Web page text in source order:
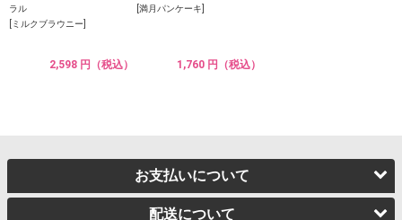
ラル
[ミルクブラウニー]
2,598 円（税込）
[満月パンケーキ]
1,760 円（税込）
お支払いについて
配送について